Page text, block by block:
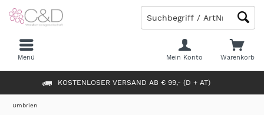
KOSTENLOSER VERSAND AB € 99,- (D + AT)
Warenkorb
Mein Konto
Menü
Umbrien